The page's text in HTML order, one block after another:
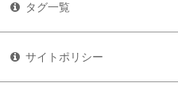
タグ一覧
サイトポリシー